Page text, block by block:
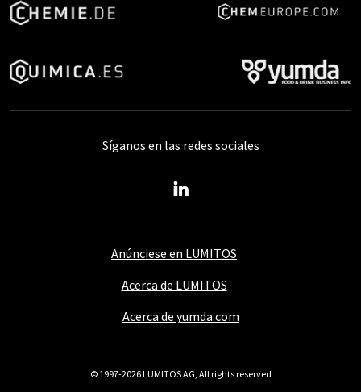
Anúnciese en LUMITOS
Acerca de LUMITOS
Acerca de yumda.com
Síganos en las redes sociales
© 1997-2026 LUMITOS AG, All rights reserved